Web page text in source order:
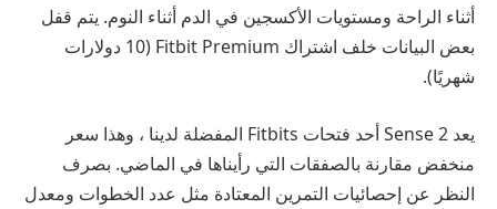
أثناء الراحة ومستويات الأكسجين في الدم أثناء النوم. يتم قفل
بعض البيانات خلف اشتراك Fitbit Premium (10 دولارات
شهريًا).
يعد Sense 2 أحد فتحات Fitbits المفضلة لدينا ، وهذا سعر
منخفض مقارنة بالصفقات التي رأيناها في الماضي. بصرف
النظر عن إحصائيات التمرين المعتادة مثل عدد الخطوات ومعدل